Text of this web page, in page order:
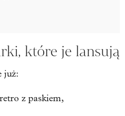
które je lansują
już:
z paskiem,